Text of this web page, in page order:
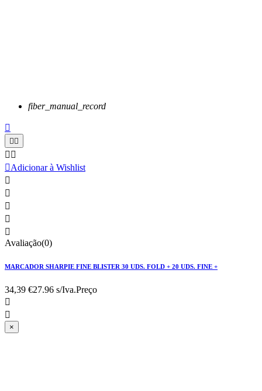
fiber_manual_record

 
 
Adicionar à Wishlist





Avaliação(0)
MARCADOR SHARPIE FINE BLISTER 30 UDS. FOLD + 20 UDS. FINE +
34,39 €27.96 s/Iva.Preço


×